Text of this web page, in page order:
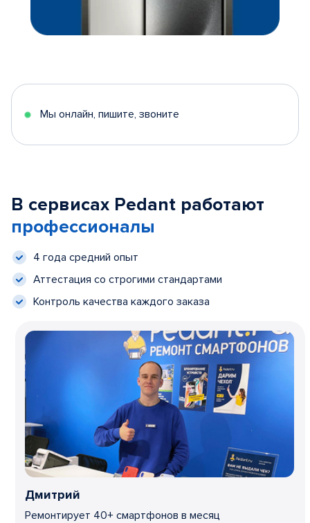
Мы онлайн, пишите, звоните
В сервисах Pedant работают
профессионалы
4 года средний опыт
Аттестация со строгими стандартами
Контроль качества каждого заказа
Дмитрий
Ремонтирует 40+ смартфонов в месяц